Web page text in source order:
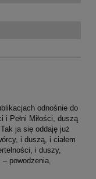
odnośnie do
i Pełni Miłości, duszą
ja się oddaję już
i duszą, i ciałem
i duszy,
powodzenia,